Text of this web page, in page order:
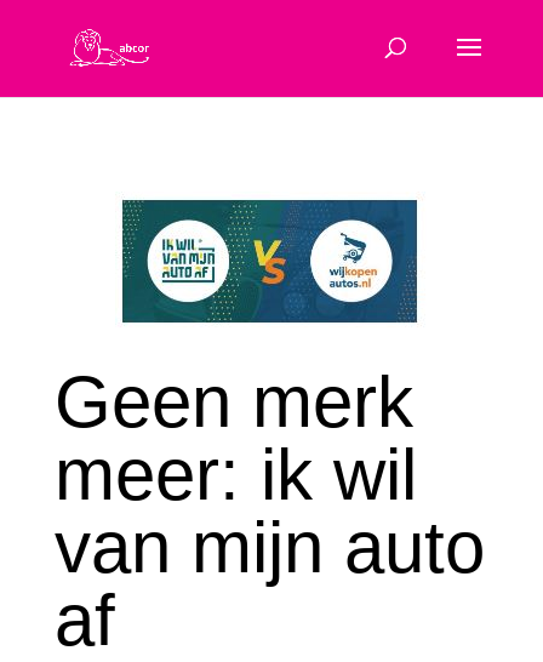
Geen merk
meer: ik wil
van mijn auto
af